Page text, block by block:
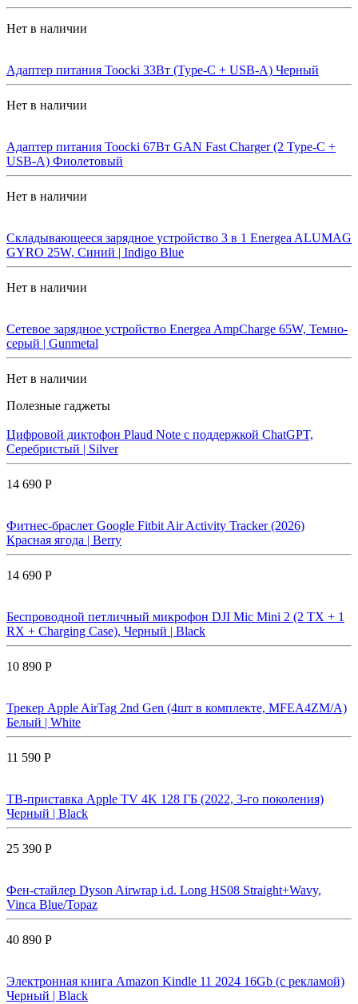
Нет в наличии
Адаптер питания Toocki 33Вт (Type-C + USB-A) Черный
Нет в наличии
Адаптер питания Toocki 67Вт GAN Fast Charger (2 Type-C +
USB-A) Фиолетовый
Нет в наличии
Складывающееся зарядное устройство 3 в 1 Energea ALUMAG
GYRO 25W, Синий | Indigo Blue
Нет в наличии
Сетевое зарядное устройство Energea AmpCharge 65W, Темно-
серый | Gunmetal
Нет в наличии
Полезные гаджеты
Цифровой диктофон Plaud Note с поддержкой ChatGPT,
Серебристый | Silver
14 690 Р
Фитнес-браслет Google Fitbit Air Activity Tracker (2026)
Красная ягода | Berry
14 690 Р
Беспроводной петличный микрофон DJI Mic Mini 2 (2 TX + 1
RX + Charging Case), Черный | Black
10 890 Р
Трекер Apple AirTag 2nd Gen (4шт в комплекте, MFEA4ZM/A)
Белый | White
11 590 Р
ТВ-приставка Apple TV 4K 128 ГБ (2022, 3-го поколения)
Черный | Black
25 390 Р
Фен-стайлер Dyson Airwrap i.d. Long HS08 Straight+Wavy,
Vinca Blue/Topaz
40 890 Р
Электронная книга Amazon Kindle 11 2024 16Gb (с рекламой)
Черный | Black